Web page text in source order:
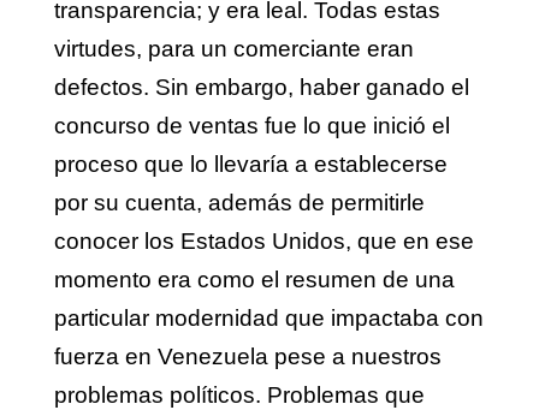
transparencia; y era leal. Todas estas
virtudes, para un comerciante eran
defectos. Sin embargo, haber ganado el
concurso de ventas fue lo que inició el
proceso que lo llevaría a establecerse
por su cuenta, además de permitirle
conocer los Estados Unidos, que en ese
momento era como el resumen de una
particular modernidad que impactaba con
fuerza en Venezuela pese a nuestros
problemas políticos. Problemas que